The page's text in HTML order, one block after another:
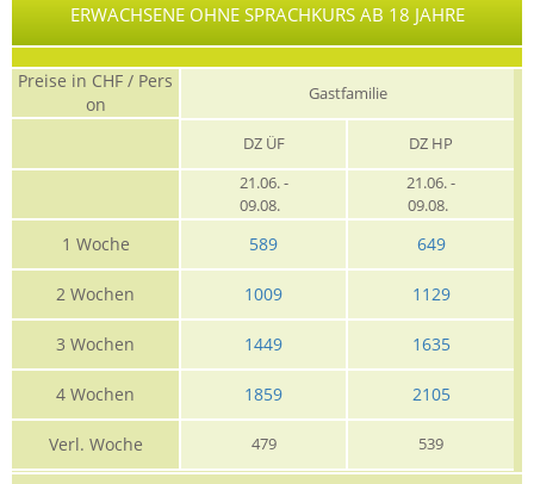
ERWACHSENE OHNE SPRACHKURS AB 18 JAHRE
Preise in CHF / Pers
on
Gastfamilie
DZ ÜF
DZ HP
21.06. -
09.08.
21.06. -
09.08.
1 Woche 589 649
2 Wochen 1009 1129
3 Wochen 1449 1635
4 Wochen 1859 2105
Verl. Woche 479 539